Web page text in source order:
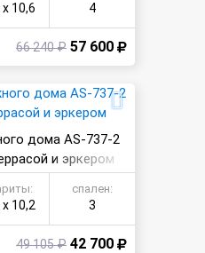
10,6 4
66 240 ₽ 57 600
дома AS-737-2
и эркером
10,2
спален:
3
49 105 ₽ 42 700